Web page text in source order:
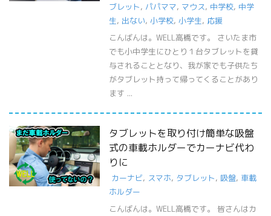
ブレット, パパママ, マウス, 中学校, 中学
生, 出ない, 小学校, 小学生, 応援
こんばんは。WELL高橋です。 さいたま市
でも小中学生にひとり１台タブレットを貸
与されることとなり、我が家でも子供たち
がタブレット持って帰ってくることがあり
ます ...
タブレットを取り付け簡単な吸盤
式の車載ホルダーでカーナビ代わ
りに
カーナビ, スマホ, タブレット, 吸盤, 車載
ホルダー
こんばんは。WELL高橋です。 皆さんはカ